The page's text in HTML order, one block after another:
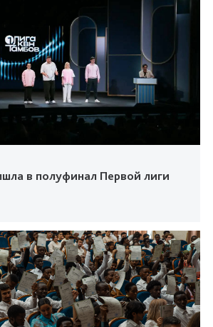
в полуфинал Первой лиги